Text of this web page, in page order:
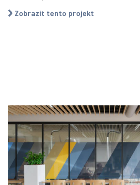
Zobrazit tento projekt